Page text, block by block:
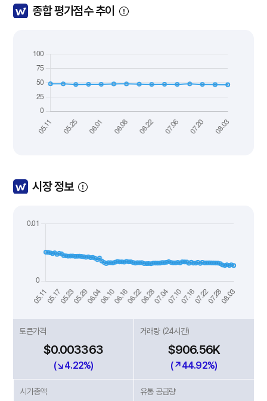
종합 평가점수 추이
시장 정보
토큰가격
$0.003363
(↘4.22%)
거래량 (24시간)
$906.56K
(↗44.92%)
시가총액 유통 공급량